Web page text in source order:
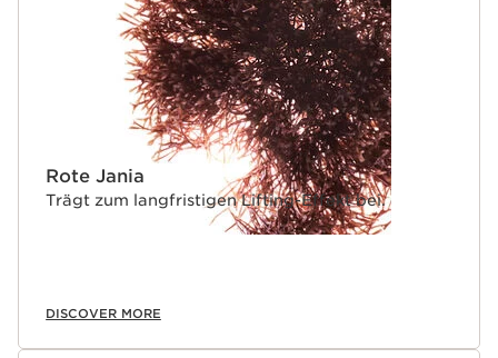
Rote Jania
Trägt zum langfristigen Lifting-Effekt bei.
DISCOVER MORE